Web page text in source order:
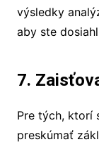
výsledky
aby ste
7.
Pre tých, ktorí
preskúmať